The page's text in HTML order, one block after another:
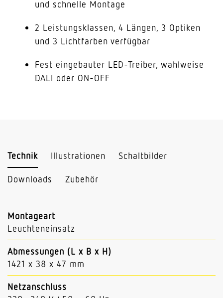
und schnelle Montage
2 Leistungsklassen, 4 Längen, 3 Optiken
und 3 Lichtfarben verfügbar
Fest eingebauter LED-Treiber, wahlweise
DALI oder ON-OFF
Technik Illustrationen Schaltbilder
Downloads Zubehör
Montageart
Leuchteneinsatz
Abmessungen (L x B x H)
1421 x 38 x 47 mm
Netzanschluss